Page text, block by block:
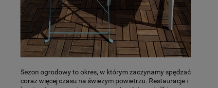
Sezon ogrodowy to okres, w którym zaczynamy spędzać
coraz więcej czasu na świeżym powietrzu. Restauracje i